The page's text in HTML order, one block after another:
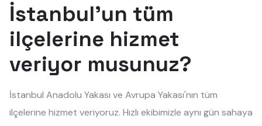
İstanbul'un tüm
ilçelerine hizmet
veriyor musunuz?
İstanbul Anadolu Yakası ve Avrupa Yakası'nın tüm
ilçelerine hizmet veriyoruz. Hızlı ekibimizle aynı gün sahaya